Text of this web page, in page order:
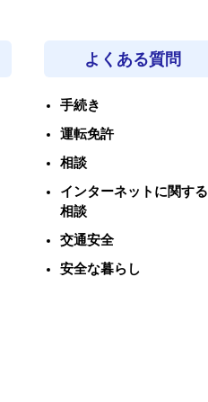
よくある質問
手続き
運転免許
相談
インターネットに関する
相談
交通安全
安全な暮らし